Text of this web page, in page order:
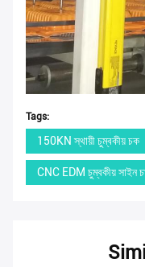
Tags:
150KN স্থায়ী চুম্বকীয় চক
CNC EDM চুম্বকীয় সাইন